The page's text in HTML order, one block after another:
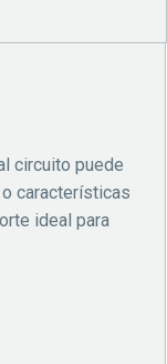
circuito puede
características
ideal para